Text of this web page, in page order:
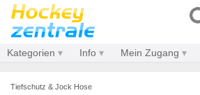
Kategorien Info Mein Zugang
Tiefschutz & Jock Hose